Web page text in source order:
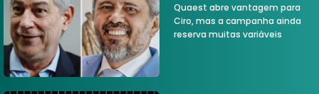
Quaest abre vantagem para
Ciro, mas a campanha ainda
reserva muitas variáveis